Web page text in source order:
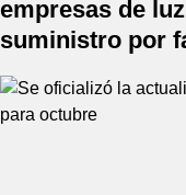
empresas de
suministro por